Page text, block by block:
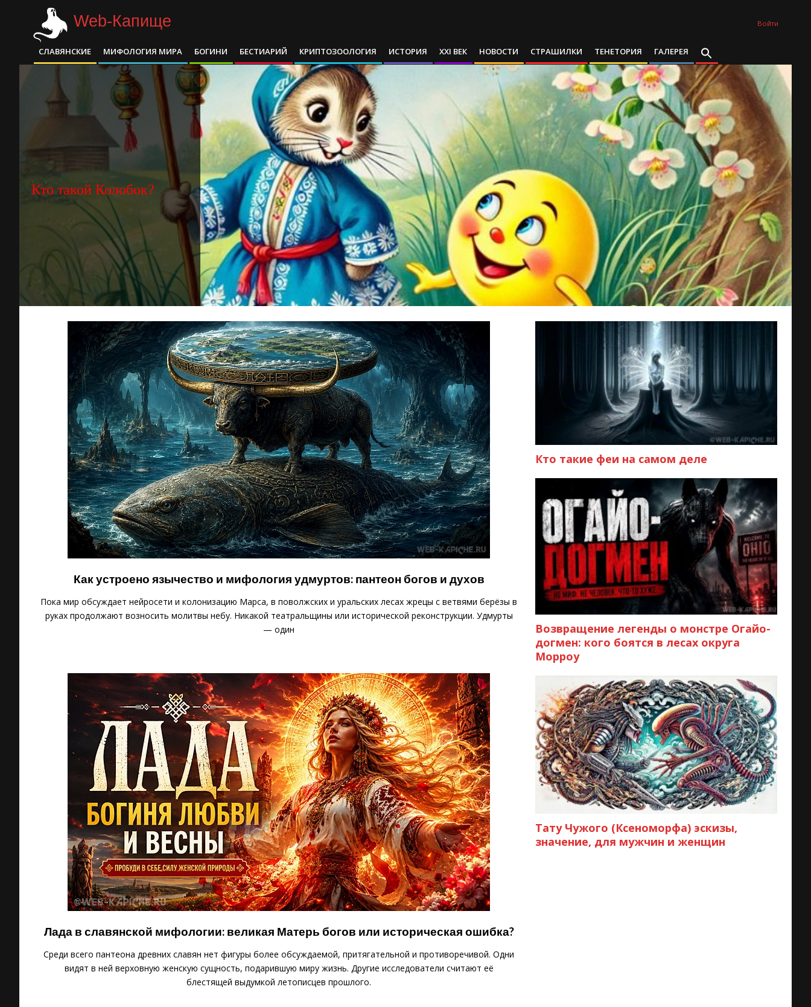
content
Web-Капище Войти
Primary
СЛАВЯНСКИЕ МИФОЛОГИЯ МИРА БОГИНИ БЕСТИАРИЙ КРИПТОЗООЛОГИЯ ИСТОРИЯ XXI ВЕК НОВОСТИ СТРАШИЛКИ ТЕНЕТОРИЯ ГАЛЕРЕЯ
Кто такой Колобок?
Как устроено язычество и мифология удмуртов: пантеон богов и духов
Пока мир обсуждает нейросети и колонизацию Марса, в поволжских и уральских лесах жрецы с ветвями берёзы в
руках продолжают возносить молитвы небу. Никакой театральщины или исторической реконструкции. Удмурты
— один
Лада в славянской мифологии: великая Матерь богов или историческая ошибка?
Среди всего пантеона древних славян нет фигуры более обсуждаемой, притягательной и противоречивой. Одни
видят в ней верховную женскую сущность, подарившую миру жизнь. Другие исследователи считают её
блестящей выдумкой летописцев прошлого.
Кто такие феи на самом деле
Возвращение легенды о монстре Огайо-
догмен: кого боятся в лесах округа
Морроу
Тату Чужого (Ксеноморфа) эскизы,
значение, для мужчин и женщин